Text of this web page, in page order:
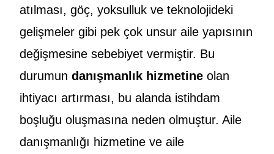
atılması, göç, yoksulluk ve teknolojideki
gelişmeler gibi pek çok unsur aile yapısının
değişmesine sebebiyet vermiştir. Bu
durumundanışmanlık hizmetine olan
ihtiyacı artırması, bu alanda istihdam
boşluğu oluşmasına neden olmuştur. Aile
danışmanlığı hizmetine ve aile